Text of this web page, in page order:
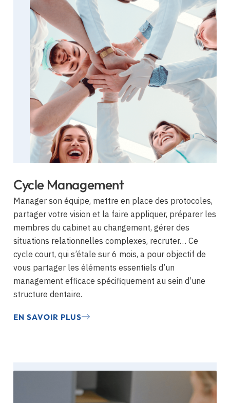
Cycle Management
Manager son équipe, mettre en place des protocoles,
partager votre vision et la faire appliquer, préparer les
membres du cabinet au changement, gérer des
situations relationnelles complexes, recruter… Ce
cycle court, qui s’étale sur 6 mois, a pour objectif de
vous partager les éléments essentiels d’un
management efficace spécifiquement au sein d’une
structure dentaire.
EN SAVOIR PLUS